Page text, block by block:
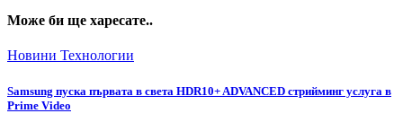
Може би ще харесате..
Новини Технологии
Samsung пуска първата в света HDR10+ ADVANCED стрийминг услуга в
Prime Video